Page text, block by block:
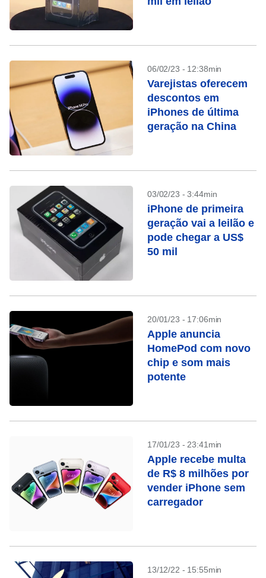
06/02/23 - 12:38min
Varejistas oferecem
descontos em
iPhones de última
geração na China
03/02/23 - 3:44min
iPhone de primeira
geração vai a leilão e
pode chegar a US$
50 mil
20/01/23 - 17:06min
Apple anuncia
HomePod com novo
chip e som mais
potente
17/01/23 - 23:41min
Apple recebe multa
de R$ 8 milhões por
vender iPhone sem
carregador
13/12/22 - 15:55min